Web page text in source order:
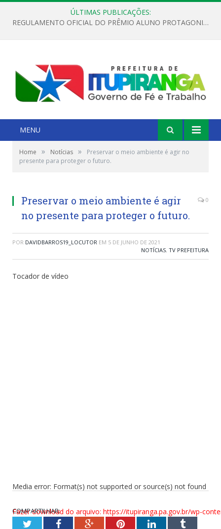
ÚLTIMAS PUBLICAÇÕES:
REGULAMENTO OFICIAL DO PRÊMIO ALUNO PROTAGONISTA – EDIÇÃO 2026
MENU
Home » Notícias »
Preservar o meio ambiente é agir no
presente para proteger o futuro.
Preservar o meio ambiente é agir
no presente para proteger o futuro.
0
POR DAVIDBARROS19_LOCUTOR EM 5 DE JUNHO DE 2021
NOTÍCIAS, TV PREFEITURA
Tocador de vídeo
Media error: Format(s) not supported or source(s) not found
Fazer download do arquivo: https://itupiranga.pa.gov.br/wp-
COMPARTILHAR:
TwitterFacebookGoogle+PinterestLinkedInTumblr